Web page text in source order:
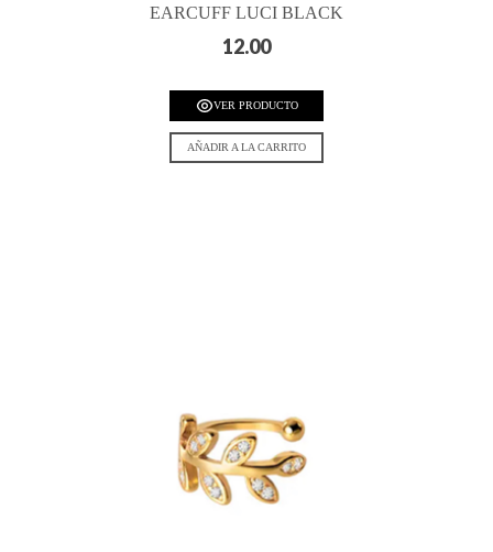
EARCUFF LUCI BLACK
12.00
VER PRODUCTO
AÑADIR A LA CARRITO